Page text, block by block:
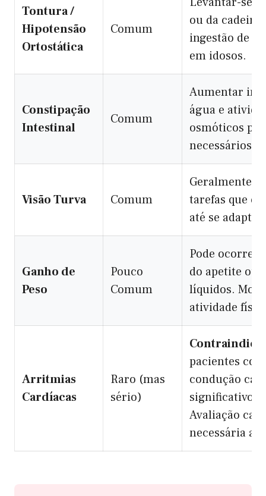
Tontura /
Hipotensão
Ortostática
Comum
ou da
ingestão de
em idosos.
Constipação
Intestinal
Comum
Aumentar
água e
osmóticos
necessários.
Visão Turva Comum
Geralmente
tarefas que
até se adaptar.
Ganho de
Peso
Pouco
Comum
Pode ocorrer
do apetite ou
líquidos.
atividade
Arritmias
Cardíacas
Raro (mas
sério)
pacientes
condução
Avaliação
necessária